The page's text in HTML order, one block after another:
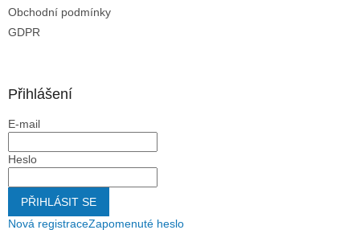
Obchodní podmínky
GDPR
Přihlášení
E-mail
Heslo
PŘIHLÁSIT SE
Nová registraceZapomenuté heslo